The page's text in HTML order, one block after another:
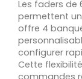
Les faders de
permettent un
offre 4
configurer
Cette